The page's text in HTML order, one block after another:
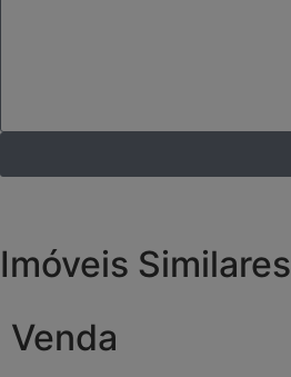
Imóveis Similares
Venda